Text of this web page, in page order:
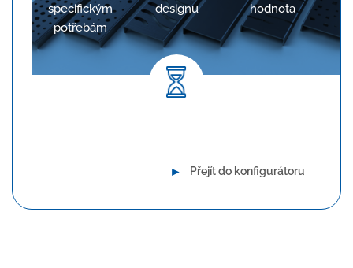
specifickým
potřebám
designu
hodnota
► Přejít do konfigurátoru